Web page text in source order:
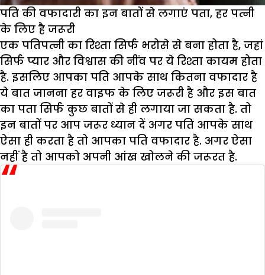
पति की वफादारी का इन बातों से लगाएं पता, हर पत्नी
के लिए है जरूरी
एक पतिपत्नी का रिश्ता सिर्फ भरोसे से बना होता है, जहां
सिर्फ प्यार और विश्वास की नींव पर ये रिश्ता कायम होता
है. इसलिए आपका पति आपके साथ कितना वफादार है
ये बात जानना हर वाइफ के लिए जरूरी है और इस बात
का पता सिर्फ कुछ बातों से ही लगाया जा सकता है. तो
इन बातों पर आप जरूर ध्यान दें अगर पति आपके साथ
ऐसा ही करता है तो आपका पति वफादार है. अगर ऐसा
नहीं है तो आपको अपनी आंख खोलने की जरूरत है.